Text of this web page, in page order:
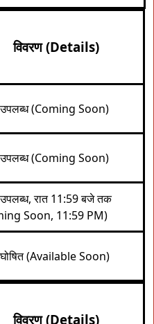
विवरण (Details)
उपलब्ध (Coming Soon)
उपलब्ध (Coming Soon)
रात 11:59 बजे तक
Soon, 11:59 PM)
(Available Soon)
विवरण (Details)